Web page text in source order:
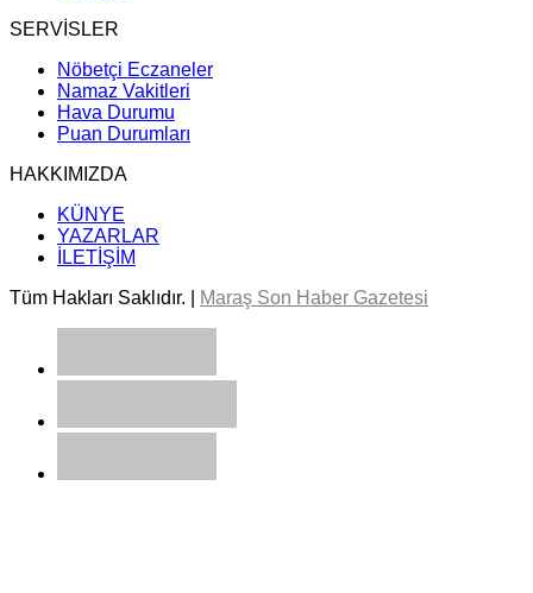
SERVİSLER
Nöbetçi Eczaneler
Namaz Vakitleri
Hava Durumu
Puan Durumları
HAKKIMIZDA
KÜNYE
YAZARLAR
İLETİŞİM
Tüm Hakları Saklıdır. |
Maraş Son Haber Gazetesi